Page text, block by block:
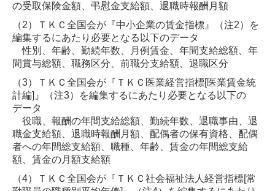
の受取保険金額、弔慰金支給額、退職時報酬月額
（2）ＴＫＣ全国会が『中小企業の賃金指標』（注2）を
編集するにあたり必要となる以下のデータ
性別、年齢、勤続年数、月例賃金、年間支給総額、年
間賞与総額、職務区分、前職分支給額、退職区分
（3）ＴＫＣ全国会が『ＴＫＣ医業経営指標[医業賃金統
計編]』（注3）を編集するにあたり必要となる以下の
データ
役職、報酬の年間支給総額、勤続年数、退職事由、退
職金支給額、退職時報酬月額、配偶者の保有資格、配偶
者への年間総支給額、職種、年齢、賃金の年間総支給
額、賃金の月額支給額
（4）ＴＫＣ全国会が『ＴＫＣ社会福祉法人経営指標[常